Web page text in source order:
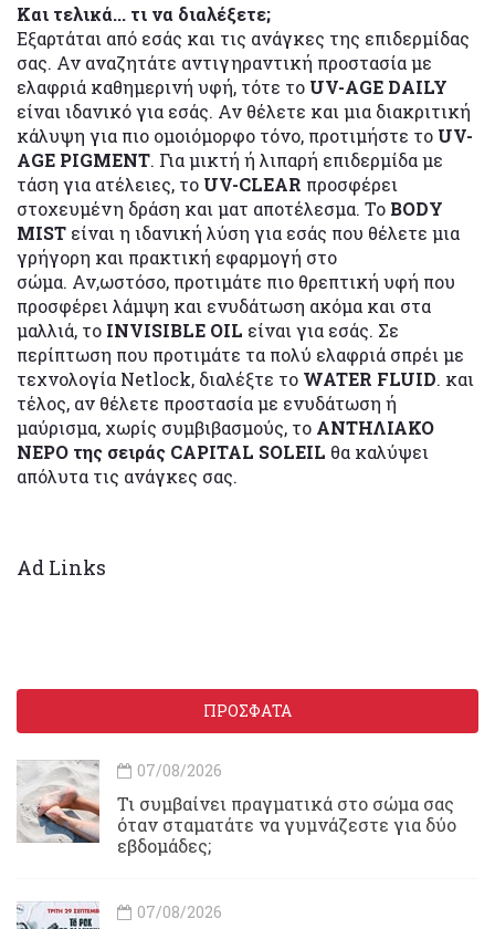
Και τελικά... τι να διαλέξετε;
Εξαρτάται από εσάς και τις ανάγκες της επιδερμίδας
σας. Αν αναζητάτε αντιγηραντική προστασία με
ελαφριά καθημερινή υφή, τότε το UV-AGE DAILY
είναι ιδανικό για εσάς. Αν θέλετε και μια διακριτική
κάλυψη για πιο ομοιόμορφο τόνο, προτιμήστε το UV-
AGE PIGMENT. Για μικτή ή λιπαρή επιδερμίδα με
τάση για ατέλειες, το UV-CLEAR προσφέρει
στοχευμένη δράση και ματ αποτέλεσμα. Το BODY
MIST είναι η ιδανική λύση για εσάς που θέλετε μια
γρήγορη και πρακτική εφαρμογή στο
σώμα. Αν,ωστόσο, προτιμάτε πιο θρεπτική υφή που
προσφέρει λάμψη και ενυδάτωση ακόμα και στα
μαλλιά, το INVISIBLE OIL είναι για εσάς. Σε
περίπτωση που προτιμάτε τα πολύ ελαφριά σπρέι με
τεχνολογία Netlock, διαλέξτε το WATER FLUID. και
τέλος, αν θέλετε προστασία με ενυδάτωση ή
μαύρισμα, χωρίς συμβιβασμούς, το ΑΝΤΗΛΙΑΚΟ
ΝΕΡΟ της σειράς CAPITAL SOLEIL θα καλύψει
απόλυτα τις ανάγκες σας.
Ad Links
ΠΡΟΣΦΑΤΑ
07/08/2026
Τι συμβαίνει πραγματικά στο σώμα σας
όταν σταματάτε να γυμνάζεστε για δύο
εβδομάδες;
07/08/2026